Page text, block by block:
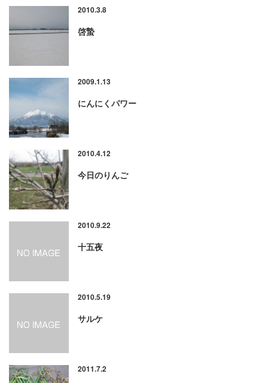
2010.3.8
啓蟄
2009.1.13
にんにくパワー
2010.4.12
今日のりんご
2010.9.22
十五夜
2010.5.19
サルケ
2011.7.2